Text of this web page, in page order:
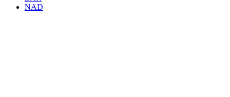
NAD